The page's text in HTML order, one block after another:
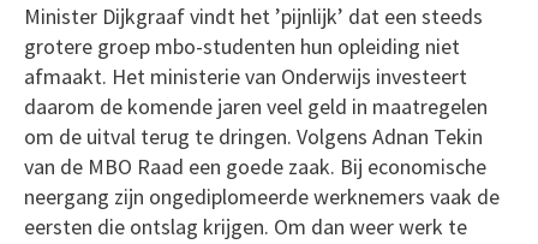
Minister Dijkgraaf vindt het ’pijnlijk’ dat een steeds
grotere groep mbo-studenten hun opleiding niet
afmaakt. Het ministerie van Onderwijs investeert
daarom de komende jaren veel geld in maatregelen
om de uitval terug te dringen. Volgens Adnan Tekin
van de MBO Raad een goede zaak. Bij economische
neergang zijn ongediplomeerde werknemers vaak de
eersten die ontslag krijgen. Om dan weer werk te